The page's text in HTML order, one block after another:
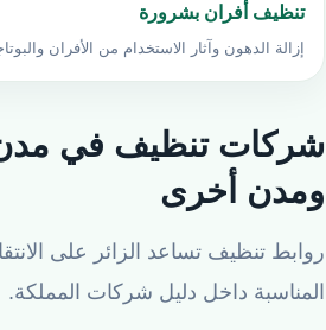
تنظيف أفران بشرورة
إزالة الدهون وآثار الاستخدام من الأفران
شركات تنظيف في مدن
ومدن أخرى
روابط تنظيف تساعد الزائر على
المناسبة داخل دليل شركات المملكة.